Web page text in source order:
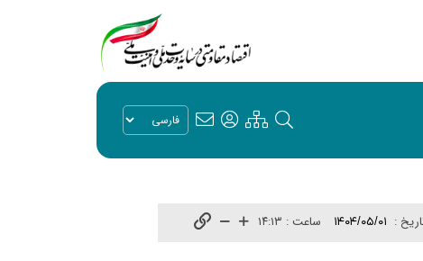
ساعت : ۱۴:۱۳ : ۱۴۰۴/۰۵/۰۱